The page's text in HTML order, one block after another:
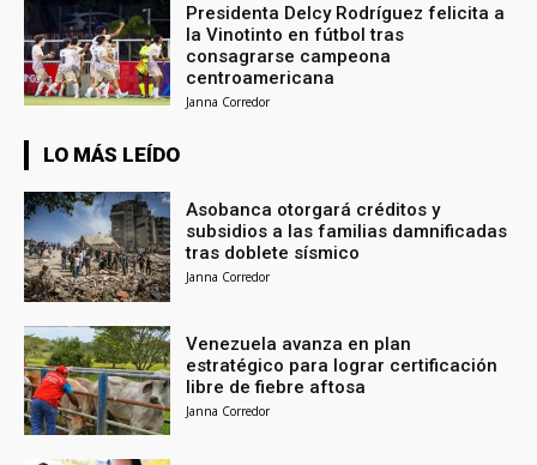
Presidenta Delcy Rodríguez felicita a
la Vinotinto en fútbol tras
consagrarse campeona
centroamericana
Janna Corredor
LO MÁS LEÍDO
Asobanca otorgará créditos y
subsidios a las familias damnificadas
tras doblete sísmico
Janna Corredor
Venezuela avanza en plan
estratégico para lograr certificación
libre de fiebre aftosa
Janna Corredor